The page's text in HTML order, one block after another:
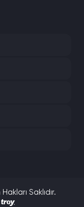
Saklıdır.